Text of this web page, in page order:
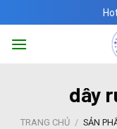
to
content
dây
TRANG CHỦ / SẢN